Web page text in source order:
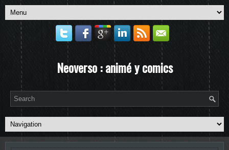
Neoverso : animé y comics